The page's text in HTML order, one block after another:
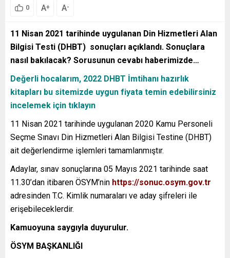
0 A+ A-
11 Nisan 2021 tarihinde uygulanan Din Hizmetleri Alan
Bilgisi Testi (DHBT) sonuçları açıklandı. Sonuçlara
nasıl bakılacak? Sorusunun cevabı haberimizde…
Değerli hocalarım, 2022 DHBT İmtihanı hazırlık
kitapları bu sitemizde uygun fiyata temin edebilirsiniz
incelemek için tıklayın
11 Nisan 2021 tarihinde uygulanan 2020 Kamu Personeli
Seçme Sınavı Din Hizmetleri Alan Bilgisi Testine (DHBT)
ait değerlendirme işlemleri tamamlanmıştır.
Adaylar, sınav sonuçlarına 05 Mayıs 2021 tarihinde saat
11.30’dan itibaren ÖSYM’nin https://sonuc.osym.gov.tr
adresinden T.C. Kimlik numaraları ve aday şifreleri ile
erişebileceklerdir.
Kamuoyuna saygıyla duyurulur.
ÖSYM BAŞKANLIĞI